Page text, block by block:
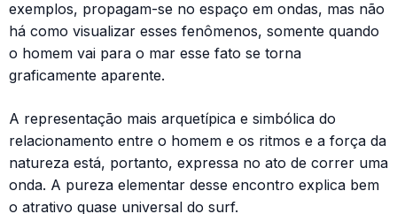
exemplos, propagam-se no espaço em ondas, mas não
há como visualizar esses fenômenos, somente quando
o homem vai para o mar esse fato se torna
graficamente aparente.
A representação mais arquetípica e simbólica do
relacionamento entre o homem e os ritmos e a força da
natureza está, portanto, expressa no ato de correr uma
onda. A pureza elementar desse encontro explica bem
o atrativo quase universal do surf.